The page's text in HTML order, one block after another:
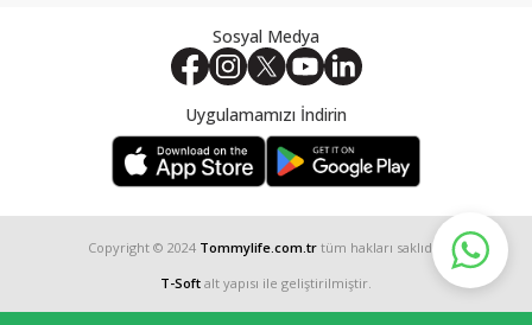
Sosyal Medya
Uygulamamızı İndirin
Copyright © 2024 Tommylife.com.trtüm hakları saklıdır.
T-Soft alt yapısı ile geliştirilmiştir.